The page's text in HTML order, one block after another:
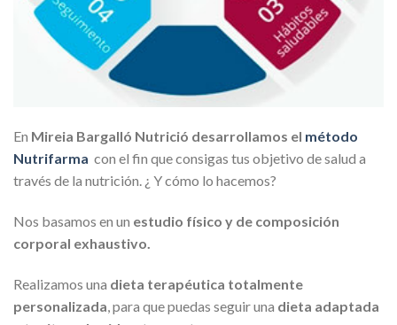
En Mireia Bargalló Nutrició desarrollamos el método
Nutrifarma con el fin que consigas tus objetivo de salud a
través de la nutrición. ¿ Y cómo lo hacemos?
Nos basamos en un estudio físico y de composición
corporal exhaustivo.
Realizamos una dieta terapéutica totalmente
personalizada , para que puedas seguir una dieta adaptada